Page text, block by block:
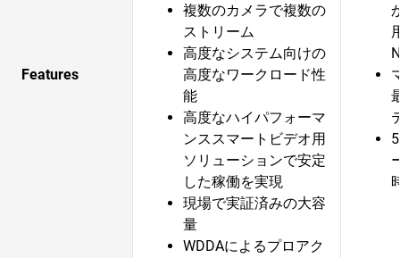
Features
複数のカメラで複数の
ストリーム
高度なシステム向けの
高度なワークロード性
能
高度なハイパフォーマ
ンススマートビデオ用
ソリューションで安定
した稼働を実現
現場で実証済みの大容
量
WDDAによるプロアク